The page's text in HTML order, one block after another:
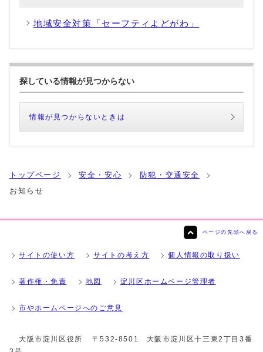
地域安全対策「セーフティよどがわ」
探している情報が見つからない
情報が見つからないときは
トップページ 安全・安心
防犯・交通安全
お知らせ
ページの先頭へ戻る
サイトの使い方 サイトの考え方 個人情報の取り扱い
著作権・免責 地図 淀川区ホームページ管理者
市やホームページへのご意見
大阪市淀川区役所
〒532-8501 大阪市淀川区十三東2丁目3番